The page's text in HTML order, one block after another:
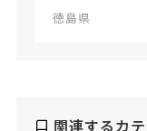
徳島県
関連するカ